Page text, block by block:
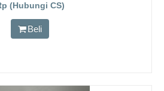
(Hubungi CS)
Beli